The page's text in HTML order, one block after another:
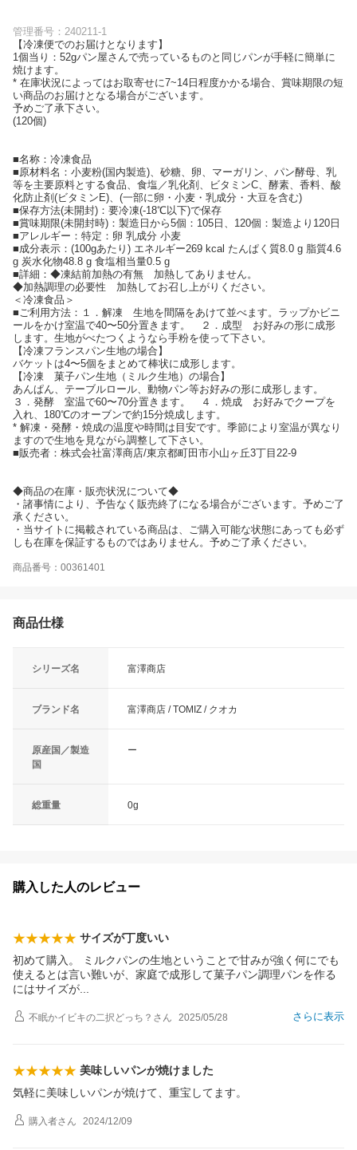
管理番号：240211-1
【冷凍便でのお届けとなります】
1個当り：52gパン屋さんで売っているものと同じパンが手軽に簡単に
焼けます。
* 在庫状況によってはお取寄せに7~14日程度かかる場合、賞味期限の短
い商品のお届けとなる場合がございます。
予めご了承下さい。
(120個)
■名称：冷凍食品
■原材料名：小麦粉(国内製造)、砂糖、卵、マーガリン、パン酵母、乳
等を主要原料とする食品、食塩／乳化剤、ビタミンC、酵素、香料、酸
化防止剤(ビタミンE)、(一部に卵・小麦・乳成分・大豆を含む)
■保存方法(未開封)：要冷凍(-18℃以下)で保存
■賞味期限(未開封時)：製造日から5個：105日、120個：製造より120日
■アレルギー：特定：卵 乳成分 小麦
■成分表示：(100gあたり) エネルギー269 kcal たんぱく質8.0 g 脂質4.6
g 炭水化物48.8 g 食塩相当量0.5 g
■詳細：◆凍結前加熱の有無 加熱してありません。
◆加熱調理の必要性 加熱してお召し上がりください。
＜冷凍食品＞
■ご利用方法：１．解凍 生地を間隔をあけて並べます。ラップかビニ
ールをかけ室温で40〜50分置きます。 ２．成型 お好みの形に成形
します。生地がべたつくようなら手粉を使って下さい。
【冷凍フランスパン生地の場合】
バケットは4〜5個をまとめて棒状に成形します。
【冷凍 菓子パン生地（ミルク生地）の場合】
あんぱん、テーブルロール、動物パン等お好みの形に成形します。
３．発酵 室温で60〜70分置きます。 ４．焼成 お好みでクープを
入れ、180℃のオーブンで約15分焼成します。
* 解凍・発酵・焼成の温度や時間は目安です。季節により室温が異なり
ますので生地を見ながら調整して下さい。
■販売者：株式会社富澤商店/東京都町田市小山ヶ丘3丁目22-9
◆商品の在庫・販売状況について◆
・諸事情により、予告なく販売終了になる場合がございます。予めご了
承ください。
・当サイトに掲載されている商品は、ご購入可能な状態にあっても必ず
しも在庫を保証するものではありません。予めご了承ください。
商品番号：00361401
商品仕様
シリーズ名 富澤商店
ブランド名 富澤商店 / TOMIZ / クオカ
原産国／製造
国
ー
総重量 0g
購入した人のレビュー
サイズが丁度いい
初めて購入。 ミルクパンの生地ということで甘みが強く何にでも
使えるとは言い難いが、家庭で成形して菓子パン調理パンを作る
にはサイズが
さらに表示
不眠かイビキの二択どっち？ さん 2025/05/28
美味しいパンが焼けました
気軽に美味しいパンが焼けて、重宝してます。
購入者さん 2024/12/09